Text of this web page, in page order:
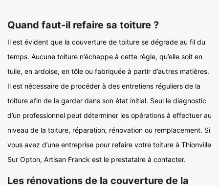
Quand faut-il refaire sa toiture ?
Il est évident que la couverture de toiture se dégrade au fil du
temps. Aucune toiture n’échappe à cette règle, qu’elle soit en
tuile, en ardoise, en tôle ou fabriquée à partir d’autres matières.
Il est nécessaire de procéder à des entretiens réguliers de la
toiture afin de la garder dans son état initial. Seul le diagnostic
d’un professionnel peut déterminer les opérations à effectuer au
niveau de la toiture, réparation, rénovation ou remplacement. Si
vous avez d’une entreprise pour refaire votre toiture à Thionville
Sur Opton, Artisan Franck est le prestataire à contacter.
Les rénovations de la couverture de la